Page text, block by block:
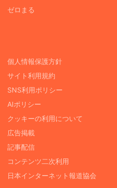
ゼロまる
個人情報保護方針
サイト利用規約
SNS利用ポリシー
AIポリシー
クッキーの利用について
広告掲載
記事配信
コンテンツ二次利用
日本インターネット報道協会